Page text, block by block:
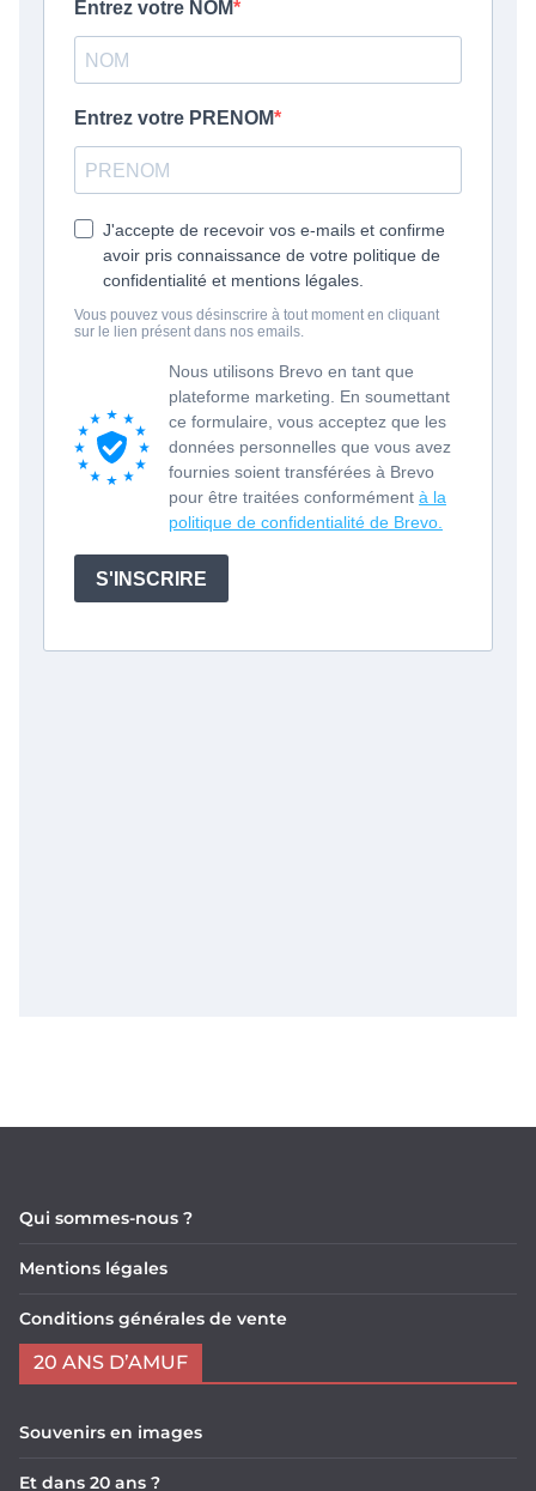
Qui sommes-nous ?
Mentions légales
Conditions générales de vente
20 ANS D’AMUF
Souvenirs en images
Et dans 20 ans ?